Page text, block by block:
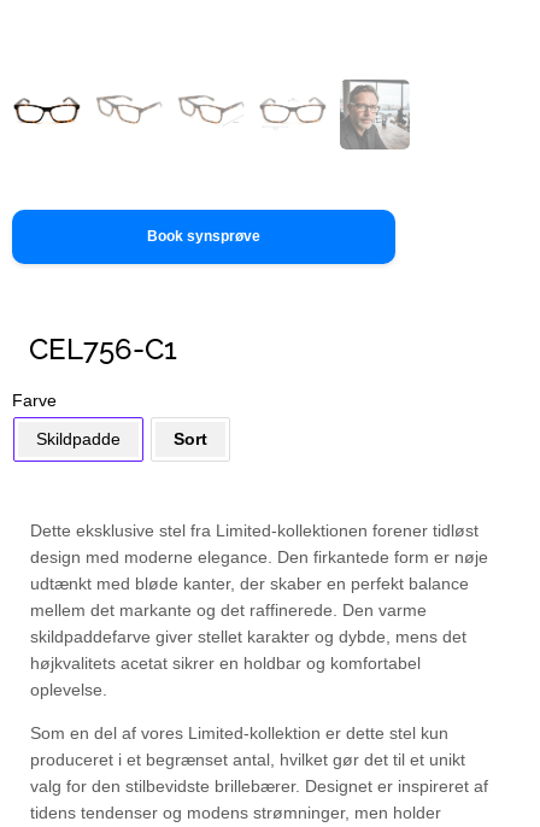
Book synsprøve
CEL756-C1
Farve
Skildpadde
Sort
Dette eksklusive stel fra Limited-kollektionen forener tidløst
design med moderne elegance. Den firkantede form er nøje
udtænkt med bløde kanter, der skaber en perfekt balance
mellem det markante og det raffinerede. Den varme
skildpaddefarve giver stellet karakter og dybde, mens det
højkvalitets acetat sikrer en holdbar og komfortabel
oplevelse.
Som en del af vores Limited-kollektion er dette stel kun
produceret i et begrænset antal, hvilket gør det til et unikt
valg for den stilbevidste brillebærer. Designet er inspireret af
tidens tendenser og modens strømninger, men holder